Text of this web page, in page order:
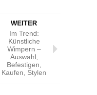
WEITER
Im Trend:
Künstliche
Wimpern –
Auswahl,
Befestigen,
Kaufen, Stylen